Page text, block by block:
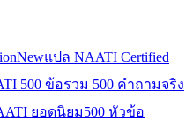
Newแปล NAATI Certified
500 ข้อรวม 500 คำถามจริง
ยอดนิยม500 หัวข้อ